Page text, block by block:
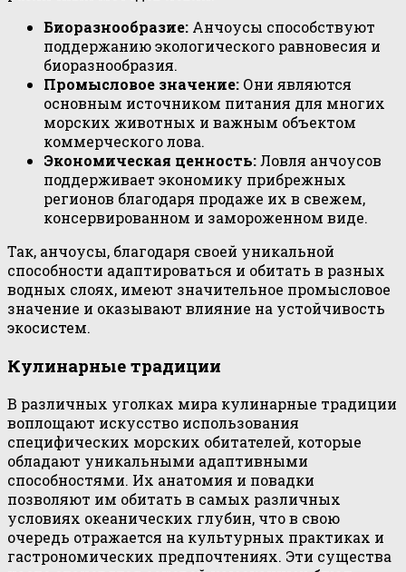
Биоразнообразие: Анчоусы способствуют
поддержанию экологического равновесия и
биоразнообразия.
Промысловое значение: Они являются
основным источником питания для многих
морских животных и важным объектом
коммерческого лова.
Экономическая ценность: Ловля анчоусов
поддерживает экономику прибрежных
регионов благодаря продаже их в свежем,
консервированном и замороженном виде.
Так, анчоусы, благодаря своей уникальной
способности адаптироваться и обитать в разных
водных слоях, имеют значительное промысловое
значение и оказывают влияние на устойчивость
экосистем.
Кулинарные традиции
В различных уголках мира кулинарные традиции
воплощают искусство использования
специфических морских обитателей, которые
обладают уникальными адаптивными
способностями. Их анатомия и повадки
позволяют им обитать в самых различных
условиях океанических глубин, что в свою
очередь отражается на культурных практиках и
гастрономических предпочтениях. Эти существа